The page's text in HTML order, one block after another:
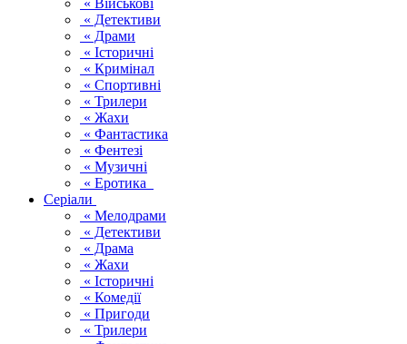
« Військові
« Детективи
« Драми
« Історичні
« Кримінал
« Спортивні
« Трилери
« Жахи
« Фантастика
« Фентезі
« Музичні
« Еротика
Серіали
« Мелодрами
« Детективи
« Драма
« Жахи
« Історичні
« Комедії
« Пригоди
« Трилери